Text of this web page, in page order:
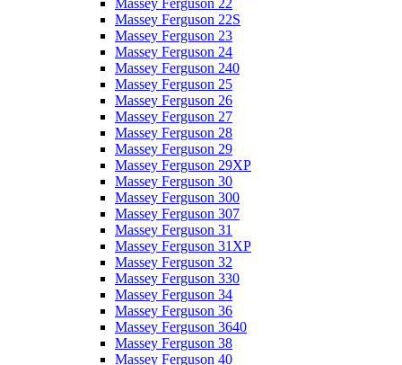
Massey Ferguson 22
Massey Ferguson 22S
Massey Ferguson 23
Massey Ferguson 24
Massey Ferguson 240
Massey Ferguson 25
Massey Ferguson 26
Massey Ferguson 27
Massey Ferguson 28
Massey Ferguson 29
Massey Ferguson 29XP
Massey Ferguson 30
Massey Ferguson 300
Massey Ferguson 307
Massey Ferguson 31
Massey Ferguson 31XP
Massey Ferguson 32
Massey Ferguson 330
Massey Ferguson 34
Massey Ferguson 36
Massey Ferguson 3640
Massey Ferguson 38
Massey Ferguson 40